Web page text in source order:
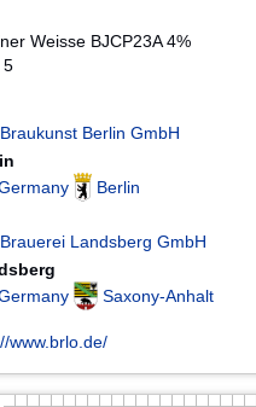
Weisse BJCP23A 4%
5
Braukunst Berlin GmbH
Berlin
Brauerei Landsberg GmbH
Saxony-Anhalt
www.brlo.de/